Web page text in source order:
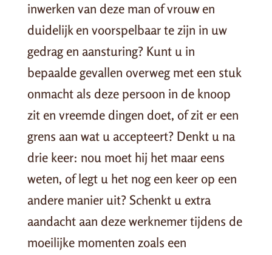
inwerken van deze man of vrouw en
duidelijk en voorspelbaar te zijn in uw
gedrag en aansturing? Kunt u in
bepaalde gevallen overweg met een stuk
onmacht als deze persoon in de knoop
zit en vreemde dingen doet, of zit er een
grens aan wat u accepteert? Denkt u na
drie keer: nou moet hij het maar eens
weten, of legt u het nog een keer op een
andere manier uit? Schenkt u extra
aandacht aan deze werknemer tijdens de
moeilijke momenten zoals een